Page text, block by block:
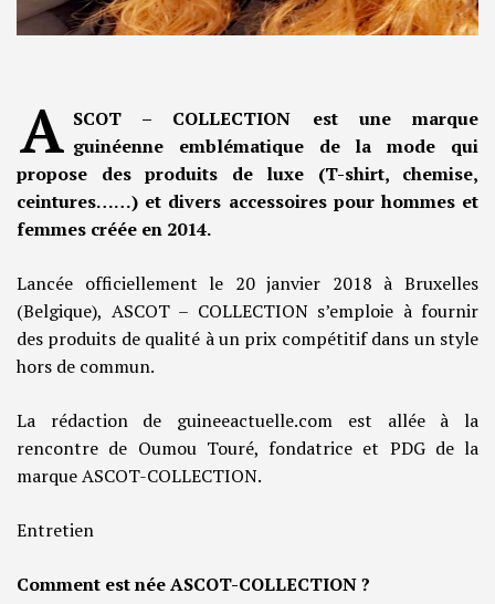
A SCOT – COLLECTION est une marque
guinéenne emblématique de la mode qui
propose des produits de luxe (T-shirt, chemise,
ceintures……) et divers accessoires pour hommes et
femmes créée en 2014.
Lancée officiellement le 20 janvier 2018 à Bruxelles
(Belgique), ASCOT – COLLECTION s’emploie à fournir
des produits de qualité à un prix compétitif dans un style
hors de commun.
La rédaction de guineeactuelle.com est allée à la
rencontre de Oumou Touré, fondatrice et PDG de la
marque ASCOT-COLLECTION.
Entretien
Comment est née ASCOT-COLLECTION ?